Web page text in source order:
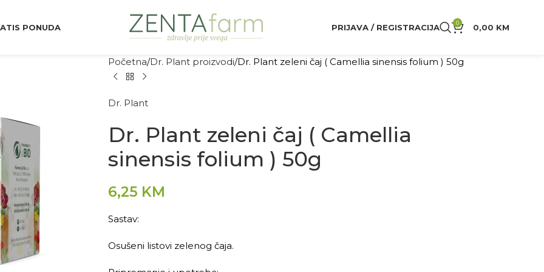
PONUDA PRIJAVA / REGISTRACIJA 0 0,00 KM
Početna Dr. Plant proizvodi Dr. Plant zeleni čaj ( Camellia sinensis folium ) 50g
Dr. Plant
Dr. Plant zeleni čaj ( Camellia
sinensis folium ) 50g
6,25 KM
Sastav:
Osušeni listovi zelenog čaja.